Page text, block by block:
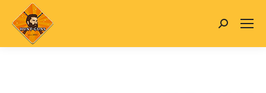
Search: